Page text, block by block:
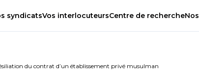
syndicatsVos interlocuteursCentre de rechercheNos
du contrat d’un établissement privé musulman